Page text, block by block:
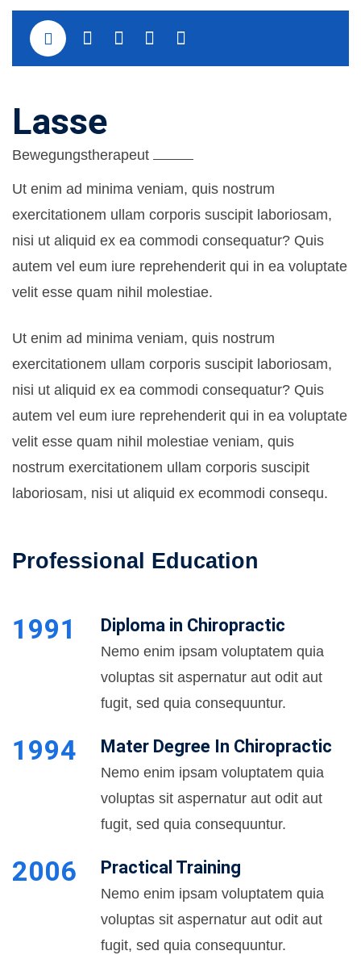
Lasse
Bewegungstherapeut
Ut enim ad minima veniam, quis nostrum
exercitationem ullam corporis suscipit laboriosam,
nisi ut aliquid ex ea commodi consequatur? Quis
autem vel eum iure reprehenderit qui in ea voluptate
velit esse quam nihil molestiae.
Ut enim ad minima veniam, quis nostrum
exercitationem ullam corporis suscipit laboriosam,
nisi ut aliquid ex ea commodi consequatur? Quis
autem vel eum iure reprehenderit qui in ea voluptate
velit esse quam nihil molestiae veniam, quis
nostrum exercitationem ullam corporis suscipit
laboriosam, nisi ut aliquid ex ecommodi consequ.
Professional Education
1991 Diploma in Chiropractic
Nemo enim ipsam voluptatem quia
voluptas sit aspernatur aut odit aut
fugit, sed quia consequuntur.
1994 Mater Degree In Chiropractic
Nemo enim ipsam voluptatem quia
voluptas sit aspernatur aut odit aut
fugit, sed quia consequuntur.
2006 Practical Training
Nemo enim ipsam voluptatem quia
voluptas sit aspernatur aut odit aut
fugit, sed quia consequuntur.